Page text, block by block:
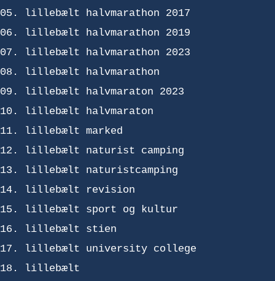
lillebælt halvmarathon 2017
lillebælt halvmarathon 2019
lillebælt halvmarathon 2023
lillebælt halvmarathon
lillebælt halvmaraton 2023
lillebælt halvmaraton
lillebælt marked
lillebælt naturist camping
lillebælt naturistcamping
lillebælt revision
lillebælt sport og kultur
lillebælt stien
lillebælt university college
lillebælt